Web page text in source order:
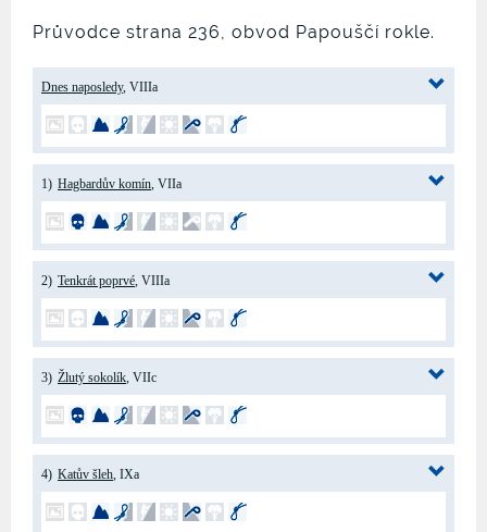
Průvodce strana 236, obvod Papouščí rokle.
Dnes naposledy, VIIIa
1) Hagbardův komín, VIIa
2) Tenkrát poprvé, VIIIa
3) Žlutý sokolík, VIIc
4) Katův šleh, IXa